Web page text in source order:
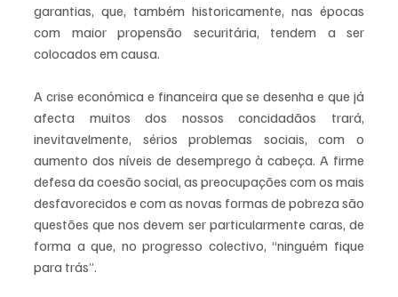
garantias, que, também historicamente, nas épocas
com maior propensão securitária, tendem a ser
colocados em causa.
A crise económica e financeira que se desenha e que já
afecta muitos dos nossos concidadãos trará,
inevitavelmente, sérios problemas sociais, com o
aumento dos níveis de desemprego à cabeça. A firme
defesa da coesão social, as preocupações com os mais
desfavorecidos e com as novas formas de pobreza são
questões que nos devem ser particularmente caras, de
forma a que, no progresso colectivo, “ninguém fique
para trás”.